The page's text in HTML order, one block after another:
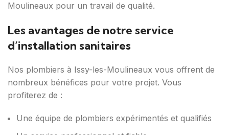
Moulineaux pour un travail de qualité.
Les avantages de notre service
d’installation sanitaires
Nos plombiers à Issy-les-Moulineaux vous offrent de
nombreux bénéfices pour votre projet. Vous
profiterez de :
Une équipe de plombiers expérimentés et qualifiés